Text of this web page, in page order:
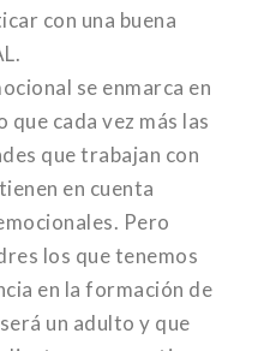
con una buena
se enmarca en
cada vez más las
que trabajan con
en cuenta
Pero
los que tenemos
en la formación de
un adulto y que